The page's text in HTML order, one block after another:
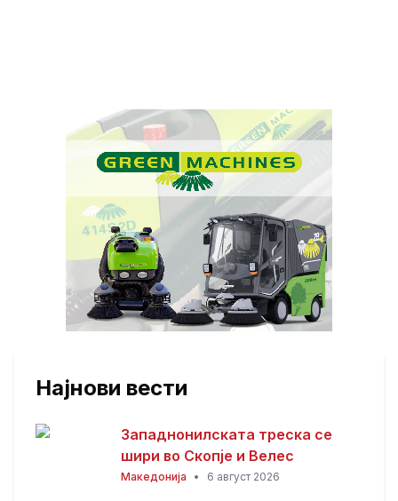
Најнови вести
Западнонилската треска се
шири во Скопје и Велес
Македонија • 6 август 2026